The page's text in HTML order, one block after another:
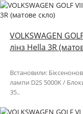
VOLKSWAGEN
лінз Hella 3R
Встановили:
лампи D2S 5000K /
35..